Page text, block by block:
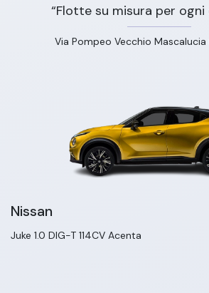
“Flotte su misura per ogni
Via Pompeo Vecchio
Nissan
Juke 1.0 DIG-T 114CV Acenta